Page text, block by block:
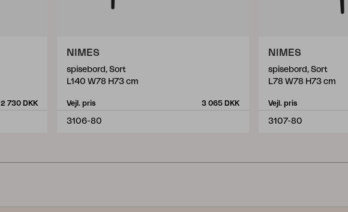
2 730 DKK
NIMES
spisebord, Sort
L140 W78 H73 cm
Vejl. pris 3 065 DKK
3106-80
NIMES
spisebord, Sort
L78 W78 H73 cm
Vejl. pris
3107-80